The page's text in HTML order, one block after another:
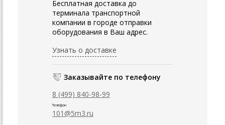
Бесплатная доставка до
терминала транспортной
компании в городе отправки
оборудования в Ваш адрес.
Узнать о доставке
Заказывайте по телефону
8 (499) 840-98-99
Телефон
101@5m3.ru